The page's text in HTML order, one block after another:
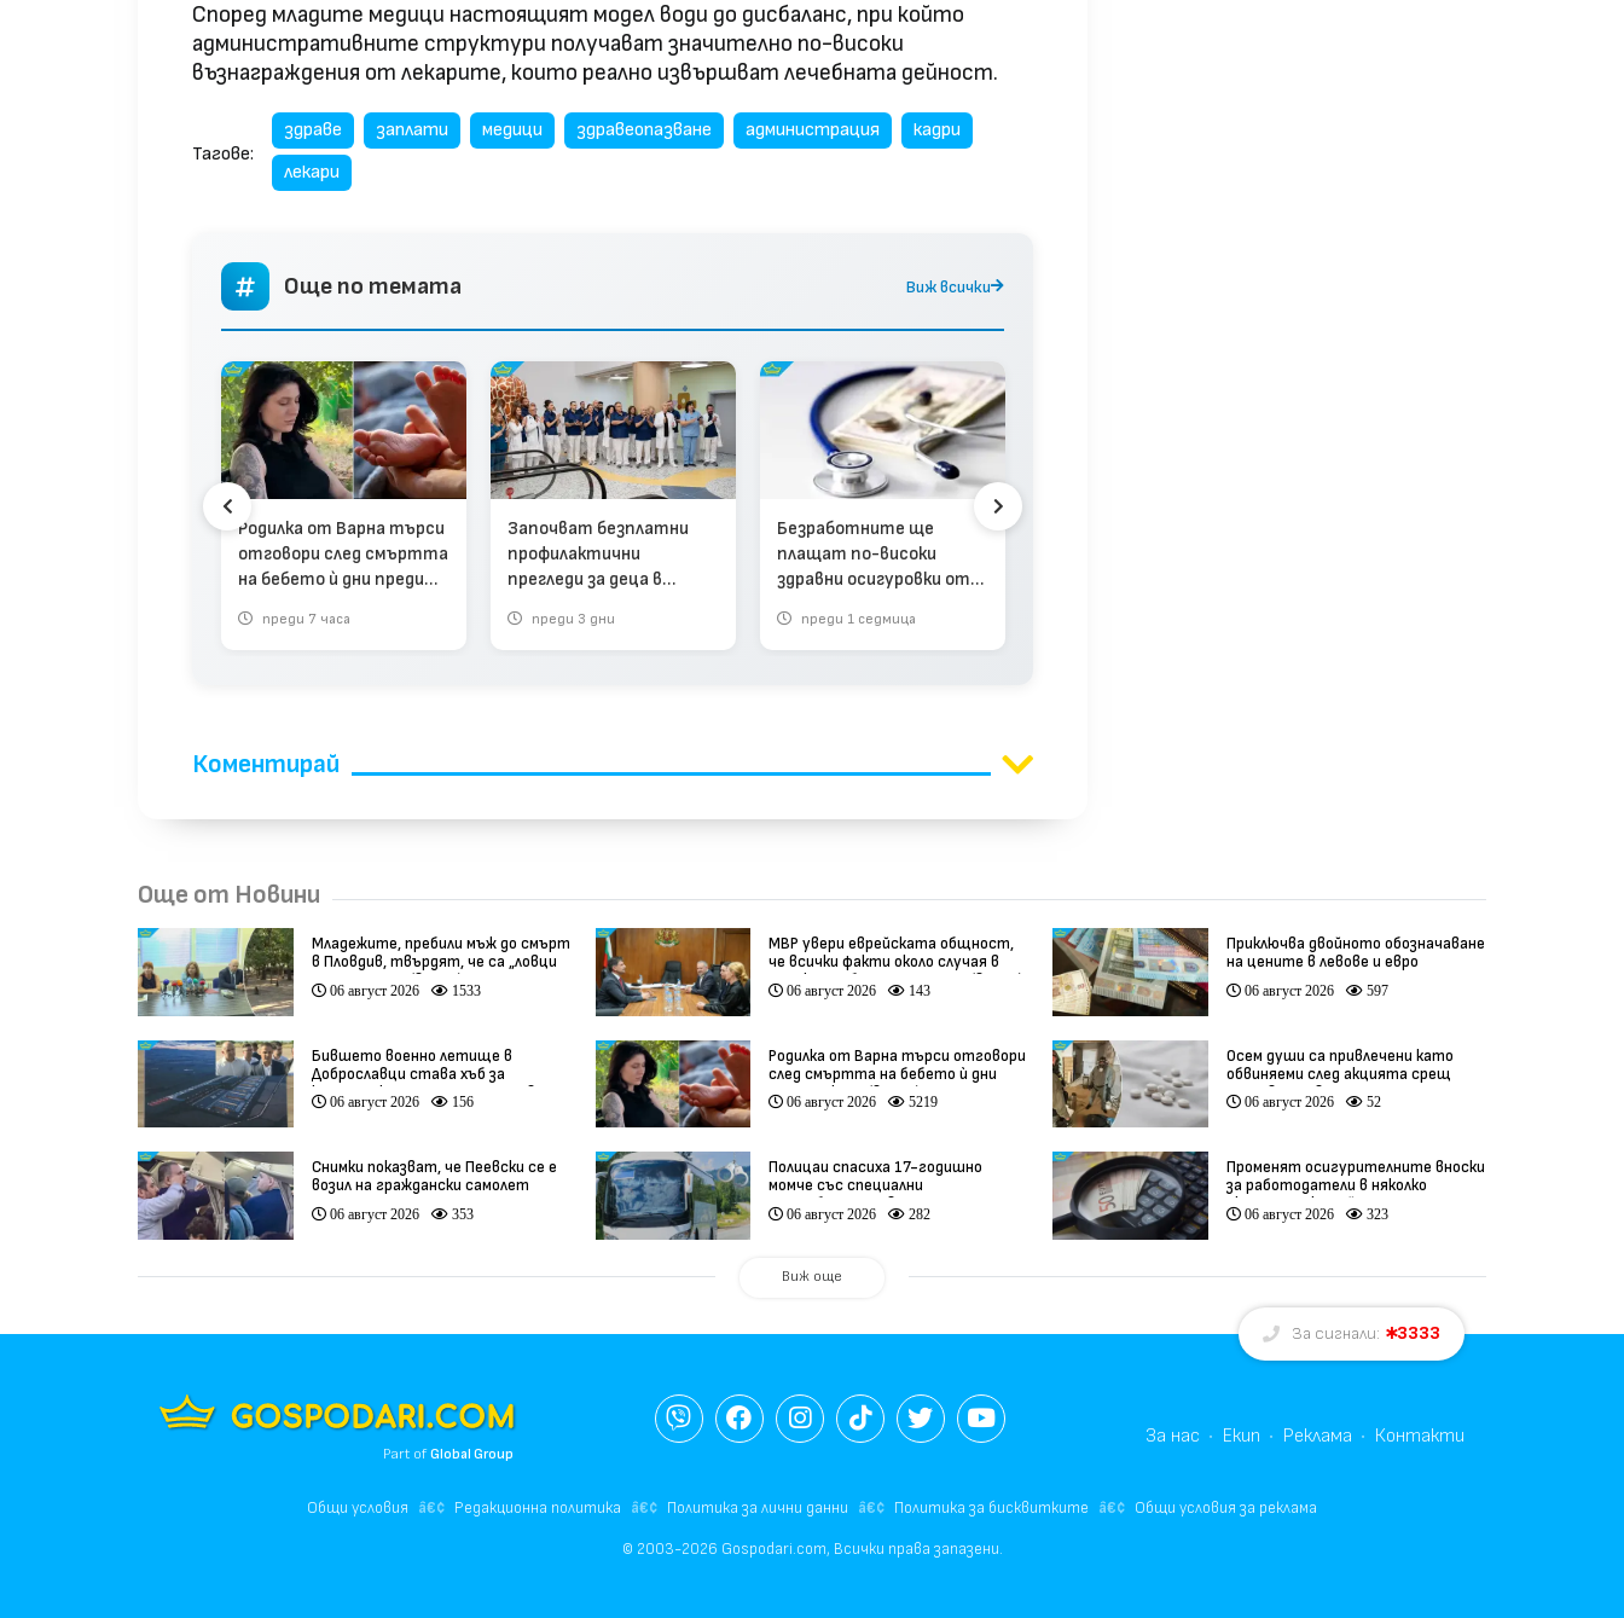
Според младите медици настоящият модел води до дисбаланс, при който
административните структури получават значително по-високи
възнаграждения от лекарите, които реално извършват лечебната дейност.
Тагове:
здраве заплати медици здравеопазване администрация
кадри
лекари
Още по темата Виж всички
Родилка от Варна търси
отговори след смъртта
на бебето ѝ дни преди
преди 7 часа
Започват безплатни
профилактични
прегледи за деца в
в Бургас
преди 3 дни
Безработните ще
плащат по-високи
здравни осигуровки от
преди 1 седмица
Коментирай
Още от Новини
Младежите, пребили мъж до смърт
в Пловдив, твърдят, че са „ловци
на педофили” (видео)
06 август 2026 1533
МВР увери еврейската общност,
че всички факти около случая в
Банско ще бъдат изяснени (видео)
06 август 2026 143
Приключва двойното обозначаване
на цените в левове и евро
06 август 2026 597
Бившето военно летище в
Доброславци става хъб за
космически технологии и иновации
(видео)
06 август 2026 156
Родилка от Варна търси отговори
след смъртта на бебето ѝ дни
преди секцио (видео)
06 август 2026 5219
Осем души са привлечени като
обвиняеми след акцията срещ
производство на фентанил
06 август 2026 52
Снимки показват, че Пеевски се е
возил на граждански самолет
06 август 2026 353
Полицаи спасиха 17-годишно
момче със специални
потребности, свалено от
автобус
06 август 2026 282
Променят осигурителните вноски
за работодатели в няколко
икономически дейности
06 август 2026 323
Виж още
За сигнали: 3333
Part ofGlobal Group
За нас Екип Реклама Контакти
Общи условия Редакционна политика Политика за лични данни Политика за бисквитките Общи условия за реклама
© 2003-2026 Gospodari.com, Всички права запазени.